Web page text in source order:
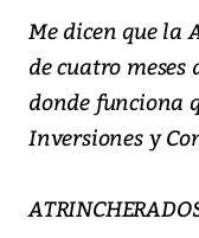
Me dicen que la
de cuatro
donde funciona
Inversiones y